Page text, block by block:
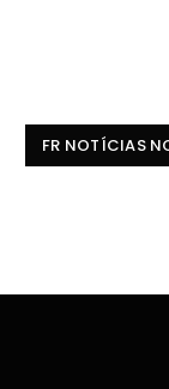
FR NOTÍCIAS